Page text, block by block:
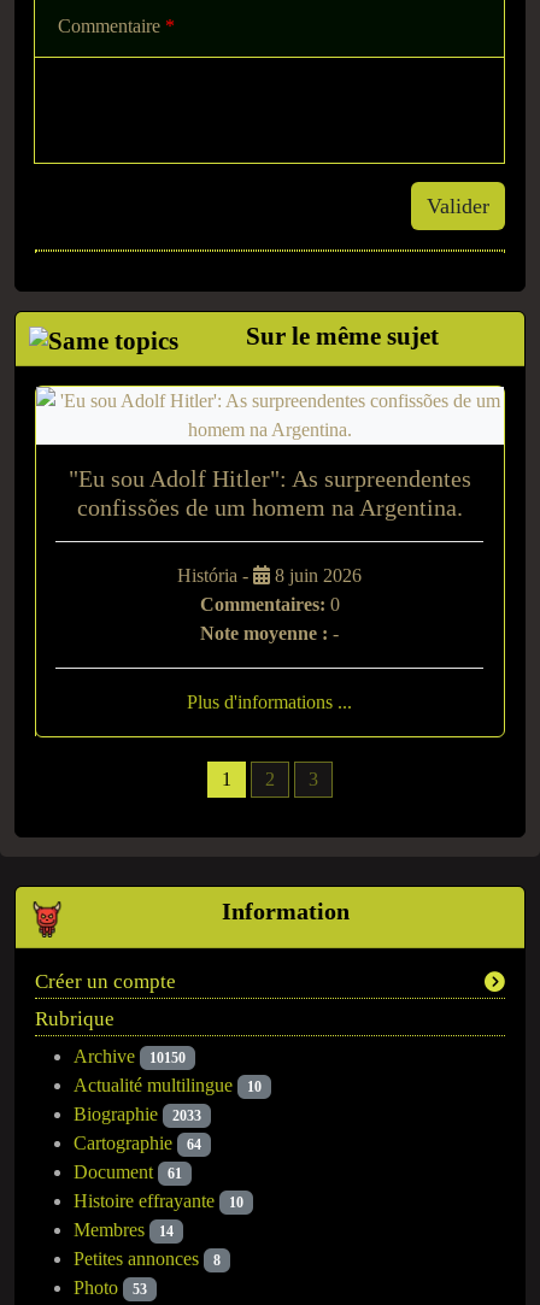
Information
Créer un compte
Rubrique
Archive 10150
Actualité multilingue 10
Biographie 2033
Cartographie 64
Document 61
Histoire effrayante 10
Membres 14
Petites annonces 8
Photo 53
Commentaire *
Valider
Sur le même sujet
1 2 3
"Eu sou Adolf Hitler": As surpreendentes
confissões de um homem na Argentina.
História -
8 juin 2026
Commentaires: 0
Note moyenne : -
Plus d'informations ...